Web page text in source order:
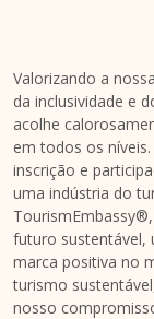
Valorizando a
da inclusividade e
acolhe
em todos os
inscrição e
uma indústria do
futuro sustentável,
marca positiva no
turismo
nosso